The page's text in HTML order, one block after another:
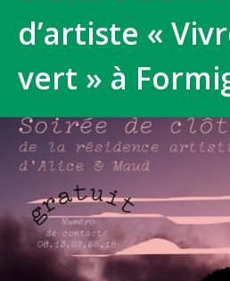
d’artiste «
vert » à